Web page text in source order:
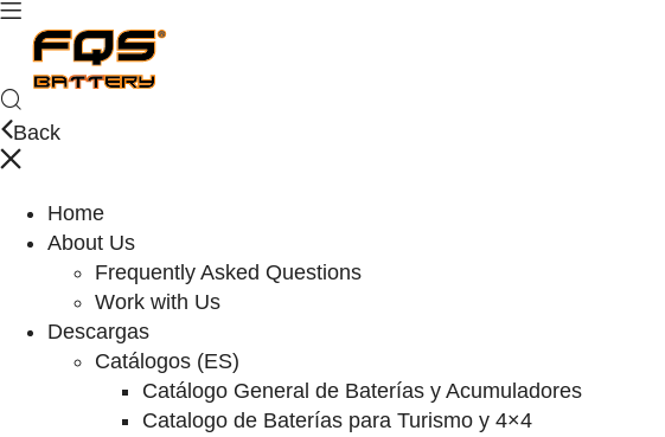
Back
Home
About Us
Frequently Asked Questions
Work with Us
Descargas
Catálogos (ES)
Catálogo General de Baterías y Acumuladores
Catalogo de Baterías para Turismo y 4×4